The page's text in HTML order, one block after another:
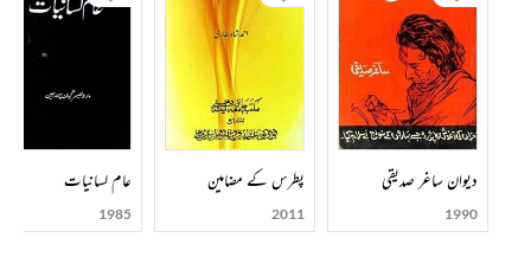
دیوان ساغر صدیقی
1990
پطرس کے مضامین
2011
عام لسانیات
1985